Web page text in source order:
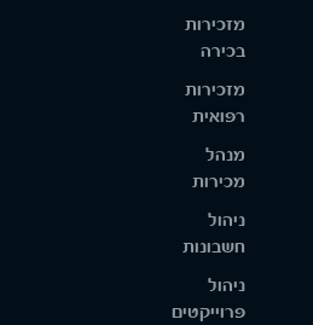
מזכירות
בכירה
מזכירות
רפואית
מנהל
מכירות
ניהול
חשבונות
ניהול
פרוייקטים